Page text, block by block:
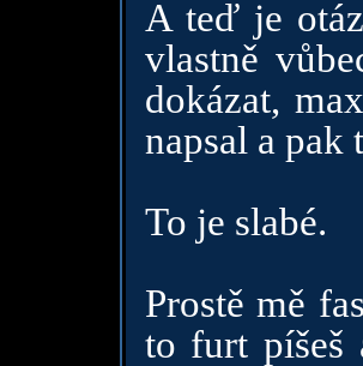
A teď je
vlastně
dokázat,
napsal a pak
To je slabé.
Prostě mě
to furt píšeš